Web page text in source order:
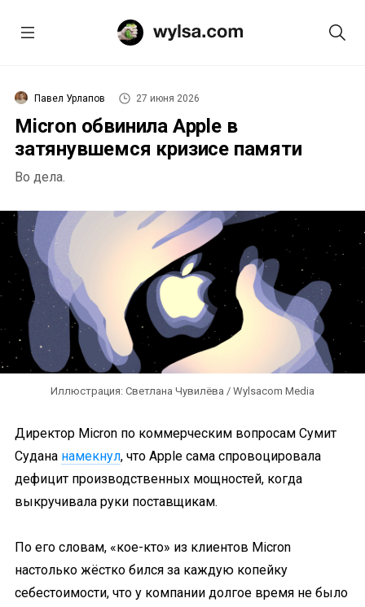
Павел Урлапов 27 июня 2026
Micron обвинила Apple в
затянувшемся кризисе памяти
Во дела.
Иллюстрация: Светлана Чувилёва / Wylsacom Media
Директор Micron по коммерческим вопросам Сумит
Судана намекнул, что Apple сама спровоцировала
дефицит производственных мощностей, когда
выкручивала руки поставщикам.
По его словам, «кое-кто» из клиентов Micron
настолько жёстко бился за каждую копейку
себестоимости, что у компании долгое время не было